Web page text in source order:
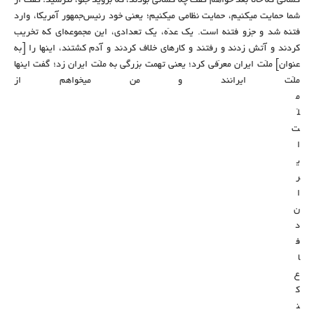
شما حمایت میکنیم، حمایت نظامی میکنیم؛ یعنی خود رئیس‌جمهور آمریکا، وارد
فتنه شد و جزو فتنه است. یک عدّه، یک تعدادی، این مجموعه‌ای که تخریب
کردند و آتش زدند و رفتند و کارهای خلاف کردند و آدم کشتند، اینها را [به
عنوان] ملّت ایران معرّفی کرد؛ یعنی تهمت بزرگی به ملّت ایران زد؛ گفت اینها
ملّت ایرانند و من میخواهم از
م
لّ
ت
ا
ی
ر
ا
ن
د
ف
ا
ع
ک
ن